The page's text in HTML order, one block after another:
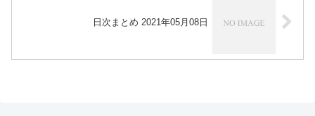
日次まとめ 2021年05月08日